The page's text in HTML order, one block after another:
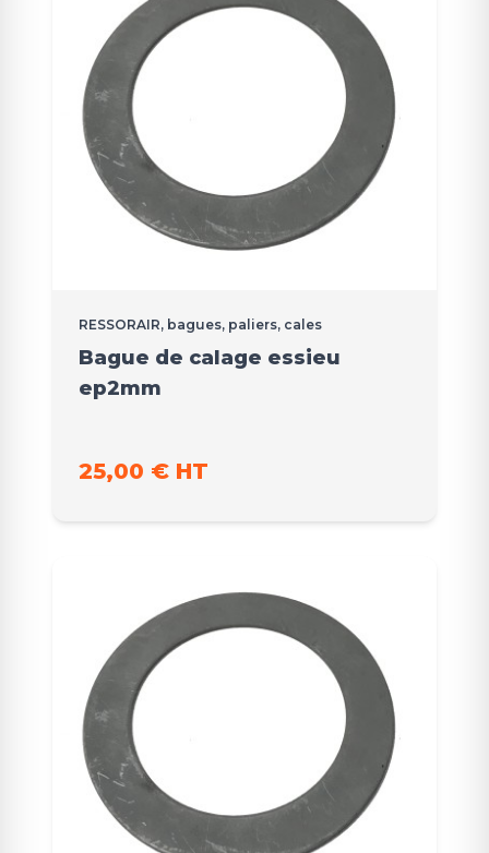
RESSORAIR, bagues, paliers, cales
Bague de calage essieu
ep2mm
25,00 € HT